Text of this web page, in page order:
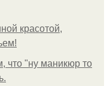
красотой,
что "ну маникюр то